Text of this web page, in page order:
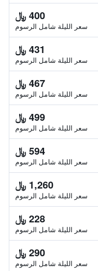
400 ﷼
سعر الليلة شامل الرسوم
431 ﷼
سعر الليلة شامل الرسوم
467 ﷼
سعر الليلة شامل الرسوم
499 ﷼
سعر الليلة شامل الرسوم
594 ﷼
سعر الليلة شامل الرسوم
1,260 ﷼
سعر الليلة شامل الرسوم
228 ﷼
سعر الليلة شامل الرسوم
290 ﷼
سعر الليلة شامل الرسوم